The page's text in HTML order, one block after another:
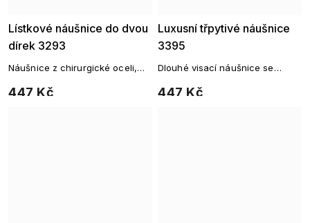
Lístkové náušnice do dvou
dírek 3293
447 Kč
Náušnice z chirurgické oceli,
řetízkem.
Luxusní třpytivé náušnice
3395
447 Kč
Dlouhé visací náušnice se
oceli